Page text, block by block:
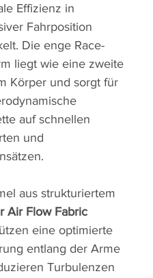
Effizienz in
Fahrposition
Die enge Race-
liegt wie eine zweite
Körper und sorgt für
auf schnellen
und
aus strukturiertem
Air Flow Fabric
eine optimierte
entlang der Arme
Turbulenzen